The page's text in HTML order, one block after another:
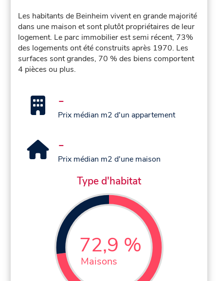
Les habitants de Beinheim vivent en grande majorité
dans une maison et sont plutôt propriétaires de leur
logement. Le parc immobilier est semi récent, 73%
des logements ont été construits après 1970. Les
surfaces sont grandes, 70 % des biens comportent
4 pièces ou plus.
-
Prix médian m2 d'un appartement
-
Prix médian m2 d'une maison
Type d'habitat
72,9 %
Maisons